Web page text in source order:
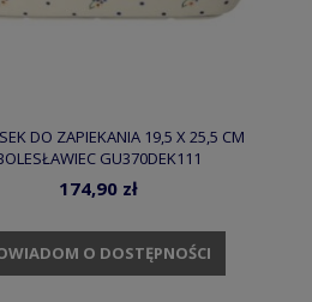
DO ZAPIEKANIA 19,5 X 25,5 CM
GU370DEK111
174,90 zł
O DOSTĘPNOŚCI